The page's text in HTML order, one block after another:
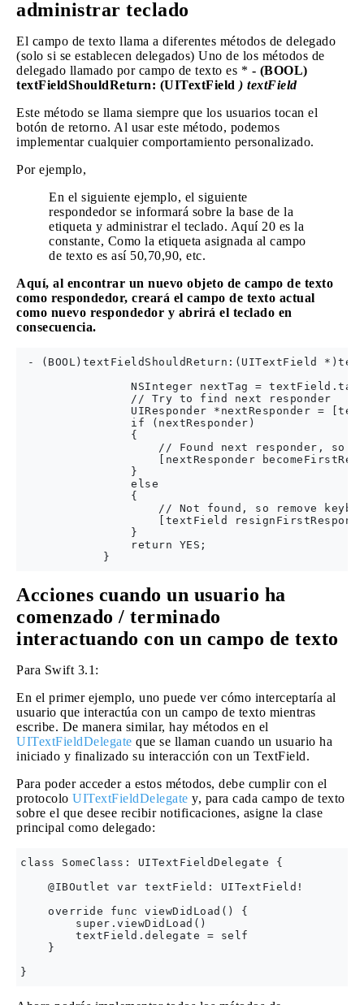
administrar teclado
El campo de texto llama a diferentes métodos de delegado
(solo si se establecen delegados) Uno de los métodos de
delegado llamado por campo de texto es * - (BOOL)
textFieldShouldReturn: (UITextField ) textField
Este método se llama siempre que los usuarios tocan el
botón de retorno. Al usar este método, podemos
implementar cualquier comportamiento personalizado.
Por ejemplo,
En el siguiente ejemplo, el siguiente
respondedor se informará sobre la base de la
etiqueta y administrar el teclado. Aquí 20 es la
constante, Como la etiqueta asignada al campo
de texto es así 50,70,90, etc.
Aquí, al encontrar un nuevo objeto de campo de texto
como respondedor, creará el campo de texto actual
como nuevo respondedor y abrirá el teclado en
consecuencia.
- (BOOL)textFieldShouldReturn:(UITextField
NSInteger nextTag =
                // Try to find next responder
UIResponder *nextResponder =
                if (nextResponder)
                {
// Found next responder, so
[nextResponder
                }
                else
                {
// Not found, so remove
[textField
                }
                return YES;
Acciones cuando un usuario ha
comenzado / terminado
interactuando con un campo de texto
Para Swift 3.1:
En el primer ejemplo, uno puede ver cómo interceptaría al
usuario que interactúa con un campo de texto mientras
escribe. De manera similar, hay métodos en el
UITextFieldDelegate que se llaman cuando un usuario ha
iniciado y finalizado su interacción con un TextField.
Para poder acceder a estos métodos, debe cumplir con el
protocolo UITextFieldDelegate y, para cada campo de texto
sobre el que desee recibir notificaciones, asigne la clase
principal como delegado:
class SomeClass: UITextFieldDelegate {
    @IBOutlet var textField: UITextField!
    override func viewDidLoad() {
        super.viewDidLoad()
        textField.delegate = self
    }